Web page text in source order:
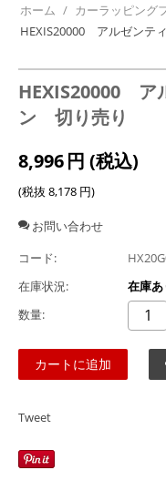
ホーム / カーラッピング
HEXIS20000 アルゼンテ
HEXIS20000 ア
ン 切り売り
8,996円 (税込)
(税抜 8,178 円)
お問い合わせ
コード:
在庫状況:
在庫あ
数量:
カートに追加
Tweet